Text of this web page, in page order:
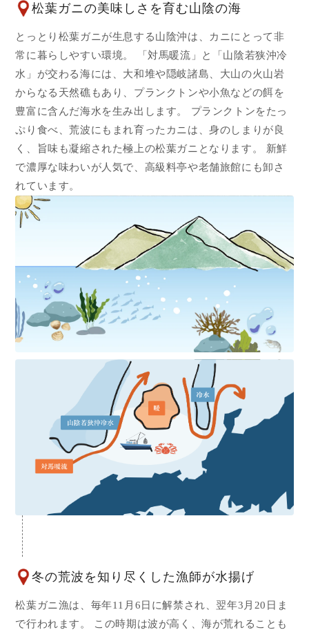
松葉ガニの美味しさを育む山陰の海
とっとり松葉ガニが生息する山陰沖は、カニにとって非
常に暮らしやすい環境。 「対馬暖流」と「山陰若狭沖冷
水」が交わる海には、大和堆や隠岐諸島、大山の火山岩
からなる天然礁もあり、プランクトンや小魚などの餌を
豊富に含んだ海水を生み出します。 プランクトンをたっ
ぷり食べ、荒波にもまれ育ったカニは、身のしまりが良
く、旨味も凝縮された極上の松葉ガニとなります。 新鮮
で濃厚な味わいが人気で、高級料亭や老舗旅館にも卸さ
れています。
冬の荒波を知り尽くした漁師が水揚げ
松葉ガニ漁は、毎年11月6日に解禁され、翌年3月20日ま
で行われます。 この時期は波が高く、海が荒れることも